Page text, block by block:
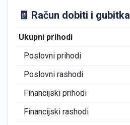
🧾 Račun dobiti i gubitka
Ukupni prihodi
Poslovni prihodi
Poslovni rashodi
Financijski prihodi
Financijski rashodi